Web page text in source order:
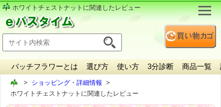
ホワイトチェストナットに関連したレビュー
バッチフラワーとは 選び方 使い方 3分診断 商品一覧
ショッピング・詳細情報
ホワイトチェストナットに関連したレビュー